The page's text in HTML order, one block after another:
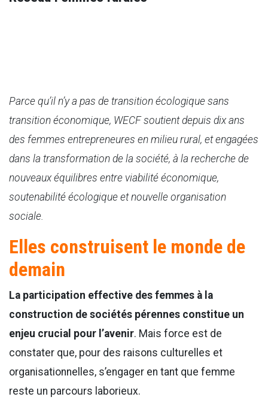
Parce qu’il n’y a pas de transition écologique sans
transition économique, WECF soutient depuis dix ans
des femmes entrepreneures en milieu rural, et engagées
dans la transformation de la société, à la recherche de
nouveaux équilibres entre viabilité économique,
soutenabilité écologique et nouvelle organisation
sociale.
Elles construisent le monde de
demain
La participation effective des femmes à la
construction de sociétés pérennes constitue un
enjeu crucial pour l’avenir. Mais force est de
constater que, pour des raisons culturelles et
organisationnelles, s’engager en tant que femme
reste un parcours laborieux.